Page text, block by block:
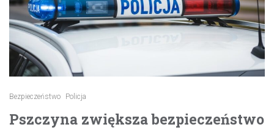
Bezpieczeństwo Policja
Pszczyna zwiększa bezpieczeństwo